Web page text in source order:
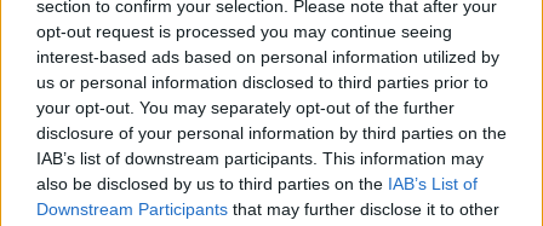
section to confirm your selection. Please note that after your
opt-out request is processed you may continue seeing
interest-based ads based on personal information utilized by
us or personal information disclosed to third parties prior to
your opt-out. You may separately opt-out of the further
disclosure of your personal information by third parties on the
IAB’s list of downstream participants. This information may
also be disclosed by us to third parties on the IAB’s List of
Downstream Participants that may further disclose it to other